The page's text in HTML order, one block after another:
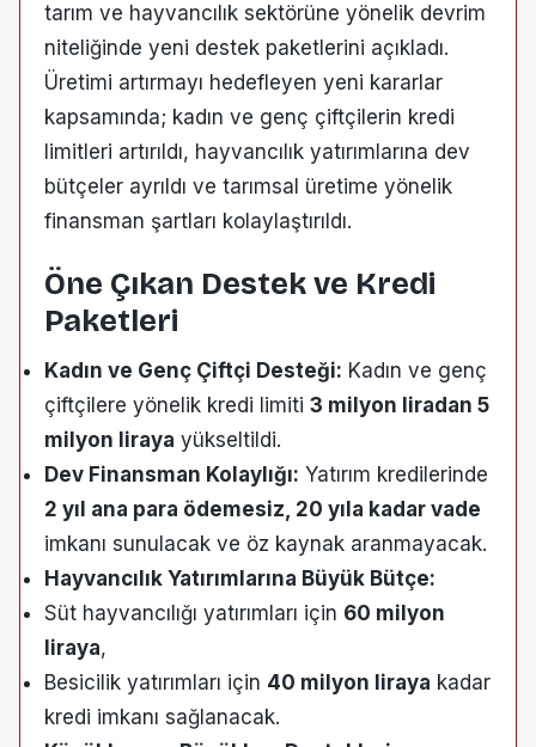
tarım ve hayvancılık sektörüne yönelik devrim
niteliğinde yeni destek paketlerini açıkladı.
Üretimi artırmayı hedefleyen yeni kararlar
kapsamında; kadın ve genç çiftçilerin kredi
limitleri artırıldı, hayvancılık yatırımlarına dev
bütçeler ayrıldı ve tarımsal üretime yönelik
finansman şartları kolaylaştırıldı.
Öne Çıkan Destek ve Kredi
Paketleri
Kadın ve Genç Çiftçi Desteği: Kadın ve genç
çiftçilere yönelik kredi limiti 3 milyon liradan 5
milyon liraya yükseltildi.
Dev Finansman Kolaylığı: Yatırım kredilerinde
2 yıl ana para ödemesiz, 20 yıla kadar vade
imkanı sunulacak ve öz kaynak aranmayacak.
Hayvancılık Yatırımlarına Büyük Bütçe:
Süt hayvancılığı yatırımları için 60 milyon
liraya,
Besicilik yatırımları için 40 milyon liraya kadar
kredi imkanı sağlanacak.